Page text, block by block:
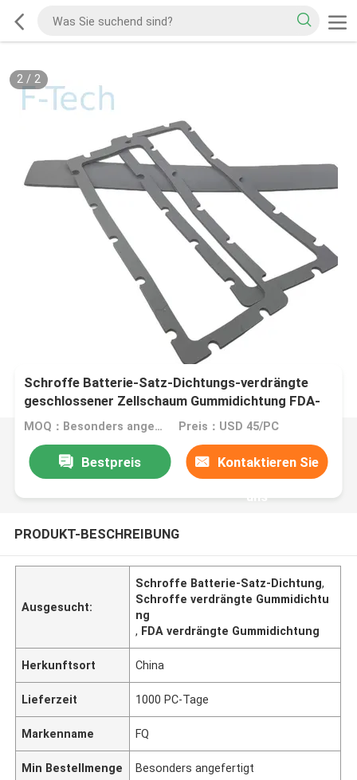
2/ 2
Schroffe Batterie-Satz-Dichtungs-verdrängte
geschlossener Zellschaum Gummidichtung FDA-
Zustimmung
MOQ：Besonders angefertigt Preis：USD 45/PC
Bestpreis Kontaktieren Sie
uns
PRODUKT-BESCHREIBUNG
Ausgesucht:
Schroffe Batterie-Satz-Dichtung,
Schroffe verdrängte Gummidichtu
ng
, FDA verdrängte Gummidichtung
Herkunftsort China
Lieferzeit 1000 PC-Tage
Markenname FQ
Min Bestellmenge Besonders angefertigt